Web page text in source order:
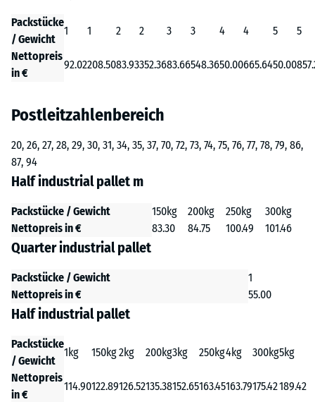
Packstücke
/ Gewicht
1 1 2 2 3 3 4 4 5
5
Nettopreis
in €
92.02208.5083.93352.3683.66548.3650.00665.6450.00
Postleitzahlenbereich
20, 26, 27, 28, 29, 30, 31, 34, 35, 37, 70, 72, 73, 74, 75, 76, 77, 78, 79, 86,
87, 94
Half industrial pallet m
Packstücke / Gewicht 150kg 200kg 250kg
300kg
Nettopreis in €
83.30 84.75 100.49 101.46
Quarter industrial pallet
Packstücke / Gewicht
1
Nettopreis in €
55.00
Half industrial pallet
Packstücke
/ Gewicht
1kg 150kg2kg 200kg3kg 250kg4kg 300kg5kg
Nettopreis
in €
114.90122.89126.52135.38152.65163.45163.79175.42189.42